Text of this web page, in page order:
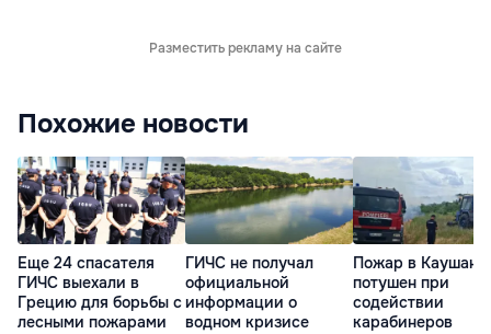
Разместить рекламу на сайте
Похожие новости
Еще 24 спасателя
ГИЧС выехали в
Грецию для борьбы с
лесными пожарами
ГИЧС не получал
официальной
информации о
водном кризисе
Пожар в
потушен при
содействии
карабинеров